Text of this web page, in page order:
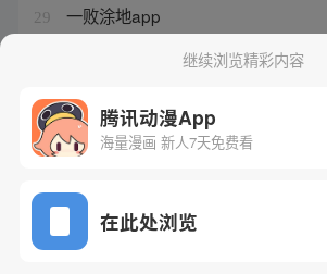
29 一败涂地app
2025年元旦新诗朗诵继续浏览精彩内容
腾讯动漫App
海量漫画 新人7天免费看
在此处浏览
网站备案/许可证号：粤B2-
Copyright©1998 - 2026 Tencent. All